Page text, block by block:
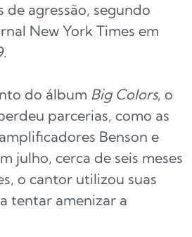
de agressão, segundo
New York Times em
do álbum Big Colors, o
parcerias, como as
Benson e
julho, cerca de seis meses
o cantor utilizou suas
tentar amenizar a